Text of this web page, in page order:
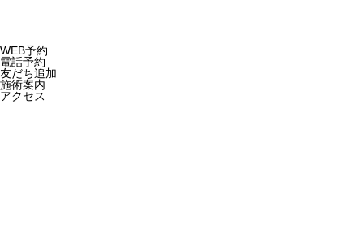
WEB予約
電話予約
友だち追加
施術案内
アクセス